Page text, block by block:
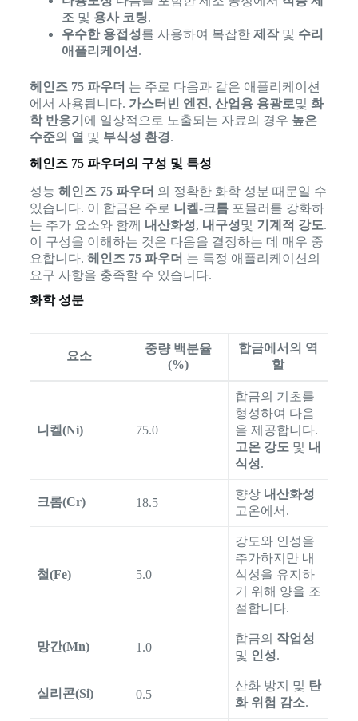
조 및 용사 코팅.
우수한 용접성를 사용하여 복잡한 제작및 수리
애플리케이션 .
헤인즈 75 파우더 는 주로 다음과 같은 애플리케이션
에서 사용됩니다. 가스터빈 엔진, 산업용 용광로및 화
학 반응기 에 일상적으로 노출되는 자료의 경우 높은
수준의 열 및 부식성 환경.
헤인즈 75 파우더의 구성 및 특성
성능 헤인즈 75 파우더 의 정확한 화학 성분 때문일 수
있습니다. 이 합금은 주로 니켈-크롬포뮬러를 강화하
는 추가 요소와 함께 내산화성, 내구성및 기계적 강도.
이 구성을 이해하는 것은 다음을 결정하는 데 매우 중
요합니다. 헤인즈 75 파우더 는 특정 애플리케이션의
요구 사항을 충족할 수 있습니다.
화학 성분
요소
중량 백분율
(%)
합금에서의 역
할
니켈(Ni) 75.0
합금의 기초를
형성하여 다음
을 제공합니다.
고온 강도 및 내
식성.
크롬(Cr) 18.5
향상 내산화성
고온에서.
철(Fe) 5.0
강도와 인성을
추가하지만 내
식성을 유지하
기 위해 양을 조
절합니다.
망간(Mn) 1.0
합금의 작업성
및 인성.
실리콘(Si) 0.5
산화 방지 및 탄
화 위험 감소.